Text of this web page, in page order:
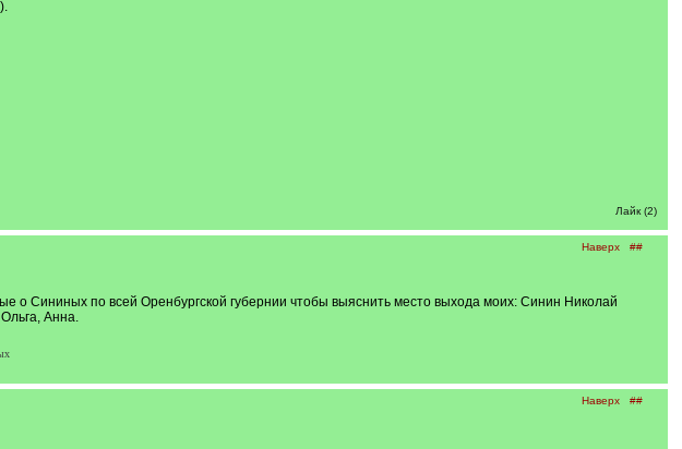
Лайк (2)
Наверх ##
о Сининых по всей Оренбургской губернии чтобы выяснить место выхода моих: Синин Николай
Анна.
Наверх ##